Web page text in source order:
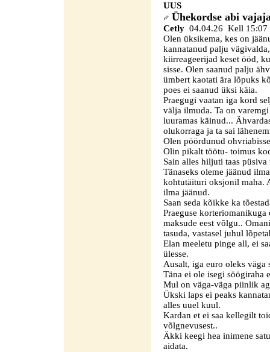
UUS
Ühekordse abi
Cetly 04.04.26 Kell 15:07
Olen üksikema, kes on
kannatanud palju
kiirreageerijad keset ööd,
sisse. Olen saanud palju
ümbert kaotati ära lõpuks
poes ei saanud üksi käia.
Praegugi vaatan iga kord
välja ilmuda. Ta on
luuramas käinud...
olukorraga ja ta sai
Olen pöördunud
Olin pikalt töötu- toimus
Sain alles hiljuti taas püsiva
Tänaseks oleme jäänud
kohtutäituri oksjonil maha.
ilma jäänud.
Saan seda kõikke ka
Praeguse
maksude eest võlgu..
tasuda, vastasel juhul
Elan meeletu pinge all, ei
ülesse.
Ausalt, iga euro oleks väga
Täna ei ole isegi söögiraha
Mul on väga-väga piinlik
Ükski laps ei peaks
alles uuel kuul.
Kardan et ei saa kellegilt
võlgnevusest..
Äkki keegi hea inimene
aidata.